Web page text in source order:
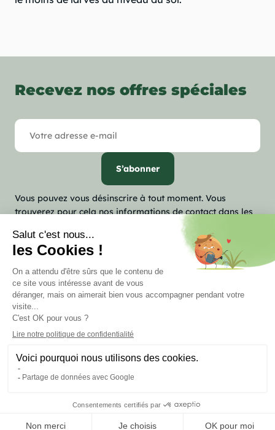
Recevez nos offres spéciales
Vous pouvez vous désinscrire à tout moment. Vous
trouverez pour cela nos informations de contact dans les

Votre compte
Marchand approuvé par la Société des Avis Garantis,
pour vérifier
© 2026 - Insectösphere
Thème développé par Axelweb et Lisa B.